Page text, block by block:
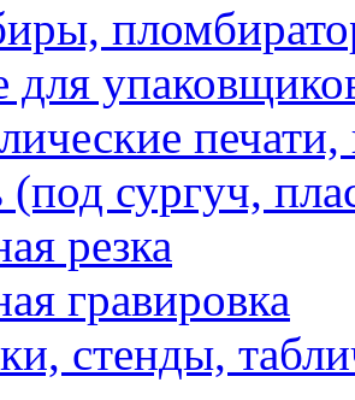
(под сургуч,
резка
гравировка
стенды,